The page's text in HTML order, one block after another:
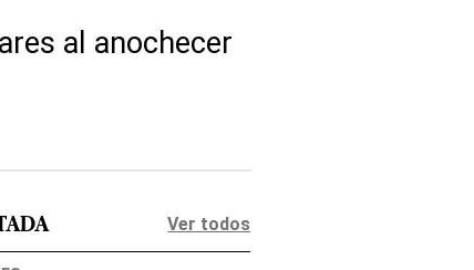
al anochecer
Ver todos